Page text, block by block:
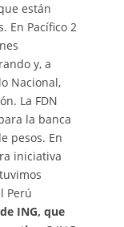
están
En Pacífico 2
y, a
Nacional,
La FDN
la banca
pesos. En
iniciativa
Perú
ING, que